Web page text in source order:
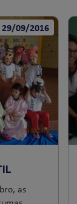
29/09/2016
as